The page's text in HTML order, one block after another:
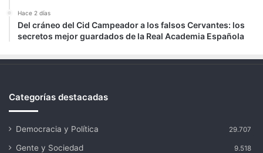
Hace 2 días
Del cráneo del Cid Campeador a los falsos Cervantes: los
secretos mejor guardados de la Real Academia Española
Categorías destacadas
Democracia y Política 29.707
Gente y Sociedad 9.518